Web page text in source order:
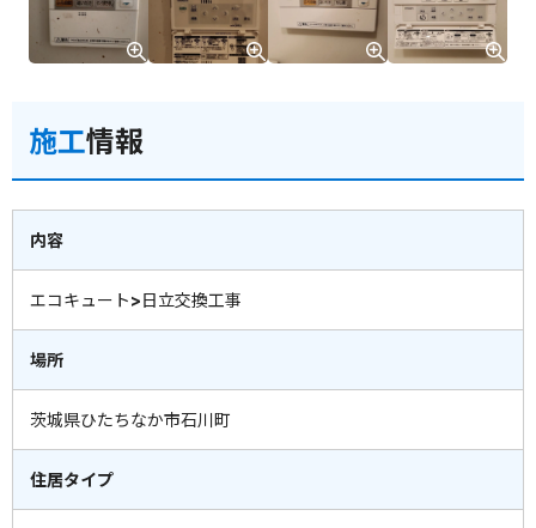
施工情報
内容
エコキュート>日立交換工事
場所
茨城県ひたちなか市石川町
住居タイプ